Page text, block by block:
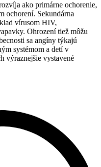
ako primárne ochorenie,
ochorení. Sekundárna
vírusom HIV,
Ohrození tiež môžu
sa angíny týkajú
systémom a detí v
výraznejšie vystavené